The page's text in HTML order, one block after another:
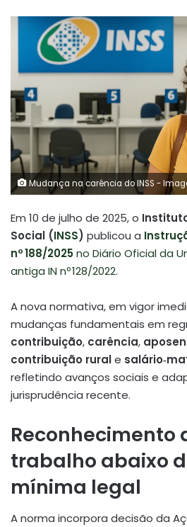
Mudança na carência do INSS -
Em 10 de julho de 2025, o
Social (INSS) publicou a
nº 188/2025no Diário Oficial da
antiga IN nº 128/2022.
A nova normativa, em vigor
mudanças fundamentais em
contribuição, carência,
contribuição rurale
refletindo avanços sociais e
jurisprudência recente.
Reconhecimento
trabalho abaixo
mínima legal
A norma incorpora decisão da